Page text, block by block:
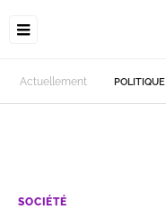
Actuellement POLITIQUE
SOCIÉTÉ